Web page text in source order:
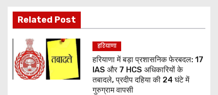
i
n
Related Post
हरियाणा
हरियाणा में बड़ा प्रशासनिक फेरबदल: 17
IAS और 7 HCS अधिकारियों के
तबादले, प्रदीप दहिया की 24 घंटे में
गुरुग्राम वापसी